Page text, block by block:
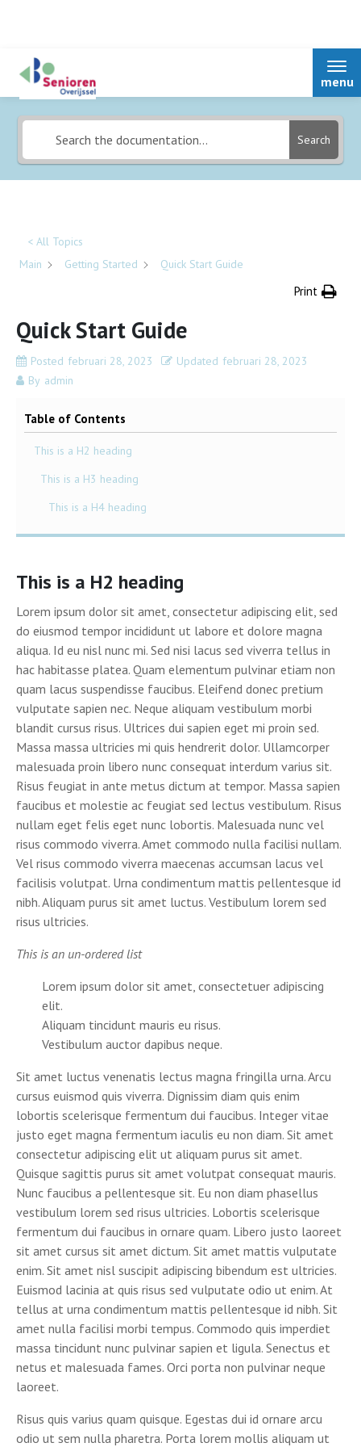
menu
Over Senioren Overijssel
Afdelingen
Over Senioren Overijssel
Belangenbehartiging
Kernpunten
Podcasts
Contact
Lid worden
What can we help you with?
Search
< All Topics
Main
Getting Started Quick Start Guide
Print
Quick Start Guide
Posted februari 28, 2023 Updated februari 28, 2023
By admin
Table of Contents
This is a H2 heading
This is a H3 heading
This is a H4 heading
This is a H2 heading
Lorem ipsum dolor sit amet, consectetur adipiscing elit, sed
do eiusmod tempor incididunt ut labore et dolore magna
aliqua. Id eu nisl nunc mi. Sed nisi lacus sed viverra tellus in
hac habitasse platea. Quam elementum pulvinar etiam non
quam lacus suspendisse faucibus. Eleifend donec pretium
vulputate sapien nec. Neque aliquam vestibulum morbi
blandit cursus risus. Ultrices dui sapien eget mi proin sed.
Massa massa ultricies mi quis hendrerit dolor. Ullamcorper
malesuada proin libero nunc consequat interdum varius sit.
Risus feugiat in ante metus dictum at tempor. Massa sapien
faucibus et molestie ac feugiat sed lectus vestibulum. Risus
nullam eget felis eget nunc lobortis. Malesuada nunc vel
risus commodo viverra. Amet commodo nulla facilisi nullam.
Vel risus commodo viverra maecenas accumsan lacus vel
facilisis volutpat. Urna condimentum mattis pellentesque id
nibh. Aliquam purus sit amet luctus. Vestibulum lorem sed
risus ultricies.
This is an un-ordered list
Lorem ipsum dolor sit amet, consectetuer adipiscing
elit.
Aliquam tincidunt mauris eu risus.
Vestibulum auctor dapibus neque.
Sit amet luctus venenatis lectus magna fringilla urna. Arcu
cursus euismod quis viverra. Dignissim diam quis enim
lobortis scelerisque fermentum dui faucibus. Integer vitae
justo eget magna fermentum iaculis eu non diam. Sit amet
consectetur adipiscing elit ut aliquam purus sit amet.
Quisque sagittis purus sit amet volutpat consequat mauris.
Nunc faucibus a pellentesque sit. Eu non diam phasellus
vestibulum lorem sed risus ultricies. Lobortis scelerisque
fermentum dui faucibus in ornare quam. Libero justo laoreet
sit amet cursus sit amet dictum. Sit amet mattis vulputate
enim. Sit amet nisl suscipit adipiscing bibendum est ultricies.
Euismod lacinia at quis risus sed vulputate odio ut enim. At
tellus at urna condimentum mattis pellentesque id nibh. Sit
amet nulla facilisi morbi tempus. Commodo quis imperdiet
massa tincidunt nunc pulvinar sapien et ligula. Senectus et
netus et malesuada fames. Orci porta non pulvinar neque
laoreet.
Risus quis varius quam quisque. Egestas dui id ornare arcu
odio ut sem nulla pharetra. Porta lorem mollis aliquam ut